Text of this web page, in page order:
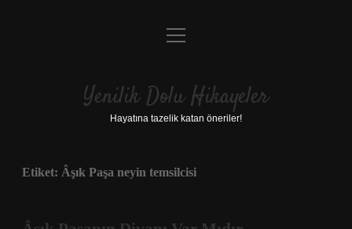
Anasayfa
Yasal Uyarı
menüyü
Yenilik Dolu Hikayeler
Hayatına tazelik katan öneriler!
Etiket: Âşık Paşa neyin temsilcisi